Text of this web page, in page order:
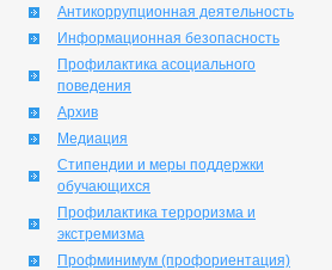
Антикоррупционная деятельность
Информационная безопасность
Профилактика асоциального
поведения
Архив
Медиация
Стипендии и меры поддержки
обучающихся
Профилактика терроризма и
экстремизма
Профминимум (профориентация)